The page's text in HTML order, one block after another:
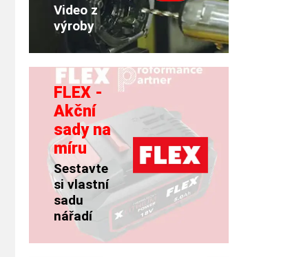
Video z
výroby
FLEX -
Akční
sady na
míru
Sestavte
si vlastní
sadu
nářadí